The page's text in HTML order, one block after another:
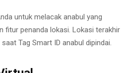
untuk melacak anabul yang
fitur penanda lokasi. Lokasi terakhir
Tag Smart ID anabul dipindai.